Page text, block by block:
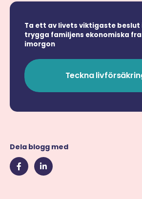
Ta ett av livets viktigaste
trygga familjens ekonomiska
imorgon
Teckna
Dela blogg med